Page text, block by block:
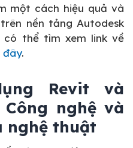
một cách hiệu quả và
nền tảng Autodesk
có thể tìm xem link về
đây.
Revit và
nghệ và
nghệ thuật